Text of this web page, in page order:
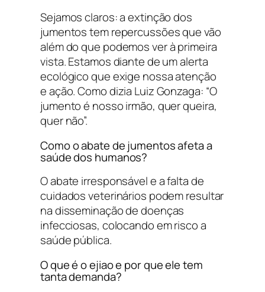
Sejamos claros: a extinção dos
jumentos tem repercussões que vão
além do que podemos ver à primeira
vista. Estamos diante de um alerta
ecológico que exige nossa atenção
e ação. Como dizia Luiz Gonzaga: “O
jumento é nosso irmão, quer queira,
quer não”.
Como o abate de jumentos afeta a
saúde dos humanos?
O abate irresponsável e a falta de
cuidados veterinários podem resultar
na disseminação de doenças
infecciosas, colocando em risco a
saúde pública.
O que é oejiaoe por que ele tem
tanta demanda?